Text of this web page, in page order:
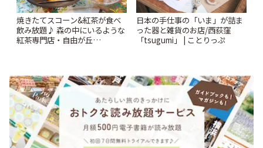
焼きたてスコーン&紅茶が食べ
飲み放題♪ 森の中にいるような
紅茶専門店・自由が丘
日本の手仕事の「いま」が詰ま
った器と雑貨のお店/西荻窪
「tsugumi」 | ことりっぷ